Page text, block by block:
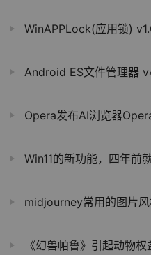
WinAPPLock(应用锁)
Android ES文件管理器
Opera发布AI浏览器
Win11的新功能，四年前
midjourney常用的图片
《幻兽帕鲁》引起动物权